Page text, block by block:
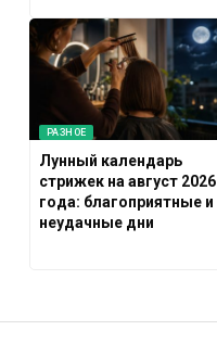
РАЗНОЕ
Лунный календарь
стрижек на август 2026
года: благоприятные и
неудачные дни